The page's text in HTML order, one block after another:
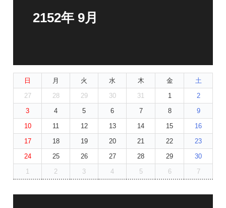
2152年 9月
日 月 火 水 木 金
土
27
28 29 30 31 1
2
3
4 5 6 7 8
9
10
11 12 13 14 15
16
17
18 19 20 21 22
23
24
25 26 27 28 29
30
1
2 3 4 5 6 7